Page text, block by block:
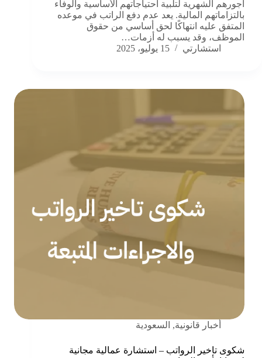
أجورهم الشهرية لتلبية احتياجاتهم الأساسية والوفاء
بالتزاماتهم المالية. يعد عدم دفع الراتب في موعده
المتفق عليه انتهاكًا لحق أساسي من حقوق
الموظف، وقد يسبب له أزمات…
استشارتي
15 يوليو، 2025
أخبار قانونية, السعودية
شكوى تاخير الرواتب – استشارة عمالية مجانية